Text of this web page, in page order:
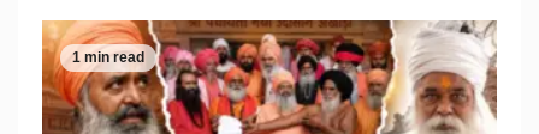
1 min read